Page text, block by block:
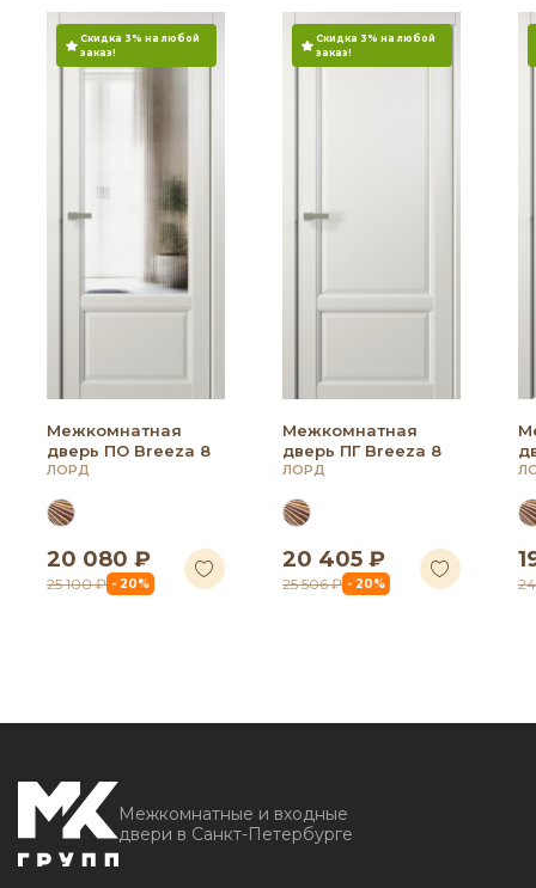
Скидка 3% на любой
заказ!
Межкомнатная
дверь ПО Breeza 8
ЛОРД
20 080 ₽
25 100 ₽ - 20%
Скидка 3% на любой
заказ!
Межкомнатная
дверь ПГ Breeza 8
ЛОРД
20 405 ₽
25 506 ₽ - 20%
Межкомнатные и входные
двери в Санкт-Петербурге